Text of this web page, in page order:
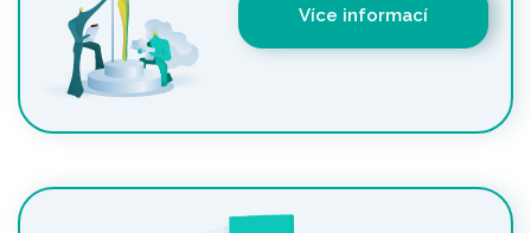
Více informací